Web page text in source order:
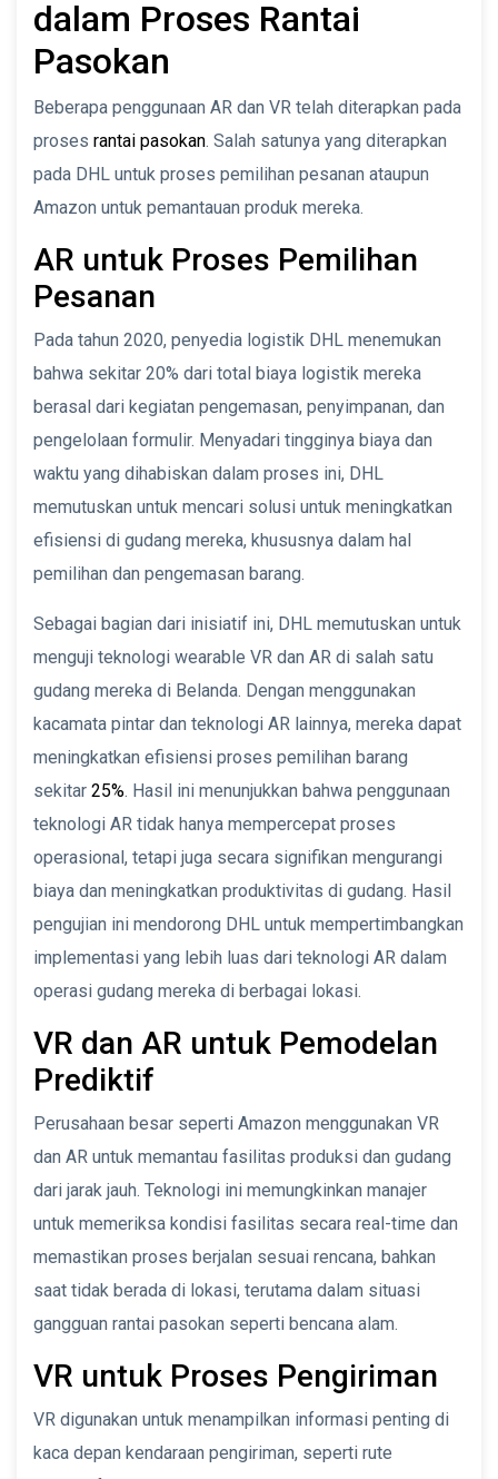
dalam Proses Rantai
Pasokan
Beberapa penggunaan AR dan VR telah diterapkan pada
proses rantai pasokan. Salah satunya yang diterapkan
pada DHL untuk proses pemilihan pesanan ataupun
Amazon untuk pemantauan produk mereka.
AR untuk Proses Pemilihan
Pesanan
Pada tahun 2020, penyedia logistik DHL menemukan
bahwa sekitar 20% dari total biaya logistik mereka
berasal dari kegiatan pengemasan, penyimpanan, dan
pengelolaan formulir. Menyadari tingginya biaya dan
waktu yang dihabiskan dalam proses ini, DHL
memutuskan untuk mencari solusi untuk meningkatkan
efisiensi di gudang mereka, khususnya dalam hal
pemilihan dan pengemasan barang.
Sebagai bagian dari inisiatif ini, DHL memutuskan untuk
menguji teknologi wearable VR dan AR di salah satu
gudang mereka di Belanda. Dengan menggunakan
kacamata pintar dan teknologi AR lainnya, mereka dapat
meningkatkan efisiensi proses pemilihan barang
sekitar 25%. Hasil ini menunjukkan bahwa penggunaan
teknologi AR tidak hanya mempercepat proses
operasional, tetapi juga secara signifikan mengurangi
biaya dan meningkatkan produktivitas di gudang. Hasil
pengujian ini mendorong DHL untuk mempertimbangkan
implementasi yang lebih luas dari teknologi AR dalam
operasi gudang mereka di berbagai lokasi.
VR dan AR untuk Pemodelan
Prediktif
Perusahaan besar seperti Amazon menggunakan VR
dan AR untuk memantau fasilitas produksi dan gudang
dari jarak jauh. Teknologi ini memungkinkan manajer
untuk memeriksa kondisi fasilitas secara real-time dan
memastikan proses berjalan sesuai rencana, bahkan
saat tidak berada di lokasi, terutama dalam situasi
gangguan rantai pasokan seperti bencana alam.
VR untuk Proses Pengiriman
VR digunakan untuk menampilkan informasi penting di
kaca depan kendaraan pengiriman, seperti rute